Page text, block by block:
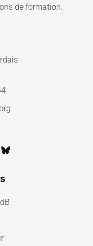
de formation.